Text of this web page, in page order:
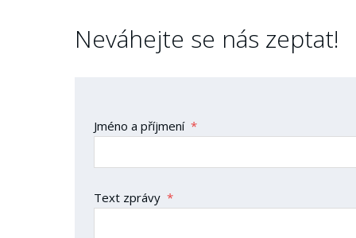
Neváhejte se nás zeptat!
Jméno a příjmení *
Text zprávy *